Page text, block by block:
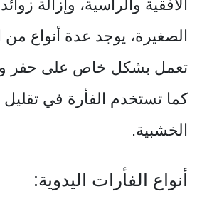
الأفقية والرأسية، وإزالة
الصغيرة، يوجد عدة أنواع من
تعمل بشكل خاص على حفر
كما تستخدم الفأرة في
الخشبية.
أنواع الفأرات اليدوية: